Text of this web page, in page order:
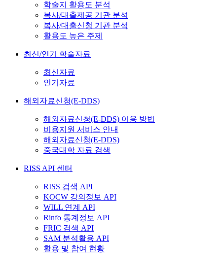
학술지 활용도 분석
복사/대출제공 기관 분석
복사/대출신청 기관 분석
활용도 높은 주제
최신/인기 학술자료
최신자료
인기자료
해외자료신청(E-DDS)
해외자료신청(E-DDS) 이용 방법
비용지원 서비스 안내
해외자료신청(E-DDS)
중국대학 자료 검색
RISS API 센터
RISS 검색 API
KOCW 강의정보 API
WILL 연계 API
Rinfo 통계정보 API
FRIC 검색 API
SAM 분석활용 API
활용 및 참여 현황